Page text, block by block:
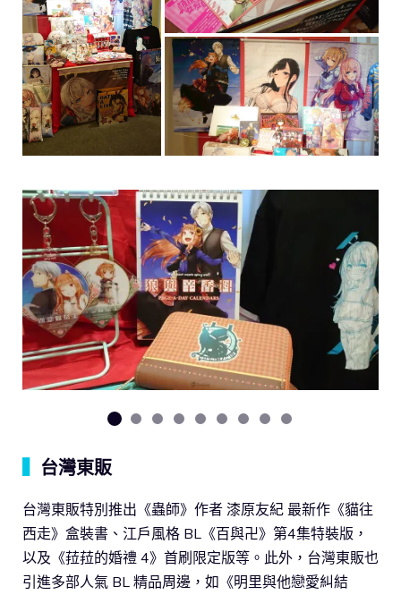
台灣東販
台灣東販特別推出《蟲師》作者 漆原友紀 最新作《貓往
西走》盒裝書、江戶風格 BL《百與卍》第4集特裝版，
以及《菈菈的婚禮 4》首刷限定版等。此外，台灣東販也
引進多部人氣 BL 精品周邊，如《明里與他戀愛糾結